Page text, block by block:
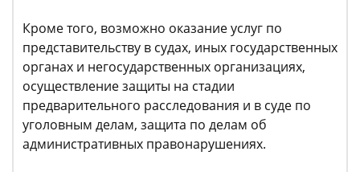
Кроме того, возможно оказание услуг по
представительству в судах, иных государственных
органах и негосударственных организациях,
осуществление защиты на стадии
предварительного расследования и в суде по
уголовным делам, защита по делам об
административных правонарушениях.